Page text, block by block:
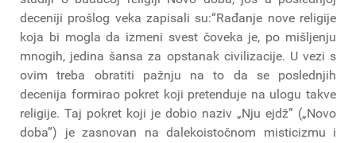
deceniji prošlog veka zapisali su:“Rađanje nove religije
koja bi mogla da izmeni svest čoveka je, po mišljenju
mnogih, jedina šansa za opstanak civilizacije. U vezi s
ovim treba obratiti pažnju na to da se poslednjih
decenija formirao pokret koji pretenduje na ulogu takve
religije. Taj pokret koji je dobio naziv „Nju ejdž” („Novo
doba”) je zasnovan na dalekoistočnom misticizmu i